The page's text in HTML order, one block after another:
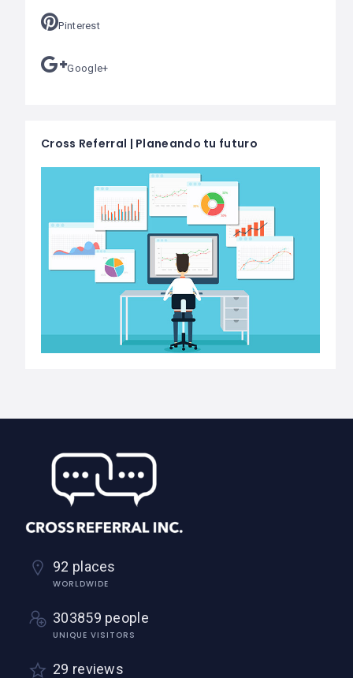
Pinterest
Google+
Cross Referral | Planeando tu futuro
92 places
WORLDWIDE
303859 people
UNIQUE VISITORS
29 reviews